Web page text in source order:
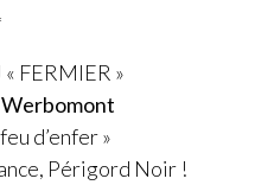
FERMIER »
Werbomont
d’enfer »
Périgord Noir !